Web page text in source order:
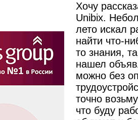
Хочу
Unibix.
лето искал
найти что-
то знания,
нашел
можно без
точно
что буду